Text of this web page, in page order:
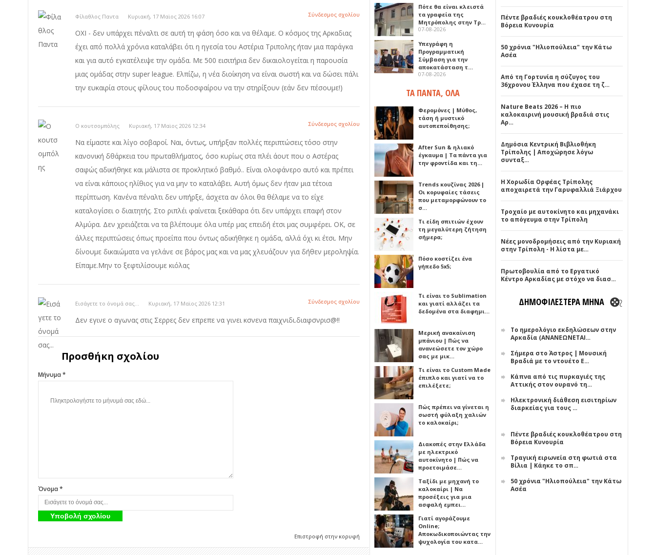
Φίλαθλος Παντα Κυριακή, 17 Μαϊος 2026 16:07 Σύνδεσμος σχολίου
ΟΧΙ - δεν υπάρχει πέναλτι σε αυτή τη φάση όσο και να θέλαμε. Ο κόσμος της Αρκαδιας
έχει από πολλά χρόνια καταλάβει ότι η ηγεσία του Αστέρια Τριπολης ήταν μια παράγκα
και για αυτό εγκατέλειψε την ομάδα. Με 500 εισιτήρια δεν δικαιολογείται η παρουσία
μιας ομάδας στην super league. Ελπίζω, η νέα διοίκηση να είναι σωστή και να δώσει πάλι
την ευκαιρία στους φίλους του ποδοσφαίρου να την στηρίξουν (εάν δεν πέσουμε!)
Ο κουτσομπόλης Κυριακή, 17 Μαϊος 2026 12:34 Σύνδεσμος σχολίου
Να είμαστε και λίγο σοβαροί. Ναι, όντως, υπήρξαν πολλές περιπτώσεις τόσο στην
κανονική δθάρκεια του πρωταθλήματος, όσο κυρίως στα πλέι άουτ που ο Αστέρας
σαφώς αδικήθηκε και μάλιστα σε προκλητικό βαθμό.. Είναι ολοφάνερο αυτό και πρέπει
να είναι κάποιος ηλίθιος για να μην το καταλάβει. Αυτή όμως δεν ήταν μια τέτοια
περίπτωση. Κανένα πέναλτι δεν υπήρξε, άσχετα αν όλοι θα θέλαμε να το είχε
καταλογίσει ο διαιτητής. Στο ριπλέι φαίνεται ξεκάθαρα ότι δεν υπάρχει επαφή στον
Αλμύρα. Δεν χρειάζεται να τα βλέπουμε όλα υπέρ μας επειδή έτσι μας συμφέρει. ΟΚ, σε
άλλες περιπτώσεις όπως προείπα που όντως αδικήθηκε η ομάδα, αλλά όχι κι έτσι. Μην
δίνουμε δικαιώματα να γελάνε σε βάρος μας και να μας χλευάζουν για δήθεν μεροληψία.
Είπαμε.Μην το ξεφτιλίσουμε κιόλας
Εισάγετε το όνομά σας... Κυριακή, 17 Μαϊος 2026 12:31 Σύνδεσμος σχολίου
Δεν εγινε ο αγωνας στις Σερρες δεν επρεπε να γινει κσνενα παιχνιδι.διαφσνρισ@!!
Προσθήκη σχολίου
Μήνυμα *
Όνομα *
Επιστροφή στην κορυφή
Πότε θα είναι κλειστά
τα γραφεία της
Μητρόπολης στην Τρ…
07-08-2026
Υπεγράφη η
Προγραμματική
Σύμβαση για την
αποκατάσταση τ…
07-08-2026
ΤΑ ΠΑΝΤΑ, ΟΛΑ
Φερομόνες | Μύθος,
τάση ή μυστικό
αυτοπεποίθησης;
After Sun & ηλιακό
έγκαυμα | Τα πάντα για
την φροντίδα και τη…
Trends κουζίνας 2026 |
Οι κορυφαίες τάσεις
που μεταμορφώνουν το
σ…
Τι είδη σπιτιών έχουν
τη μεγαλύτερη ζήτηση
σήμερα;
Πόσο κοστίζει ένα
γήπεδο 5x5;
Τι είναι το Sublimation
και γιατί αλλάζει τα
δεδομένα στα διαφημι…
Μερική ανακαίνιση
μπάνιου | Πώς να
ανανεώσετε τον χώρο
σας με μικ…
Τι είναι το Custom Made
έπιπλο και γιατί να το
επιλέξετε;
Πώς πρέπει να γίνεται η
σωστή φύλαξη χαλιών
το καλοκαίρι;
Διακοπές στην Ελλάδα
με ηλεκτρικό
αυτοκίνητο | Πώς να
προετοιμάσε…
Ταξίδι με μηχανή το
καλοκαίρι | Να
προσέξεις για μια
ασφαλή εμπει…
Γιατί αγοράζουμε
Online;
Αποκωδικοποιώντας την
ψυχολογία του κατα…
Πέντε βραδιές κουκλοθέατρου στη
Βόρεια Κυνουρία
50 χρόνια "Ηλιοπούλεια" την Κάτω
Ασέα
Από τη Γορτυνία η σύζυγος του
36χρονου Έλληνα που έχασε τη ζ…
Nature Beats 2026 – Η πιο
καλοκαιρινή μουσική βραδιά στις
Αρ…
Δημόσια Κεντρική Βιβλιοθήκη
Τρίπολης | Αποχώρησε λόγω
συνταξ…
Η Χορωδία Ορφέας Τρίπολης
αποχαιρετά την Γαρυφαλλιά Ξιάρχου
Τροχαίο με αυτοκίνητο και μηχανάκι
το απόγευμα στην Τρίπολη
Νέες μονοδρομήσεις από την Κυριακή
στην Τρίπολη - Η λίστα με…
Πρωτοβουλία από το Εργατικό
Κέντρο Αρκαδίας με στόχο να διασ…
ΔΗΜΟΦΙΛΕΣΤΕΡΑ ΜΗΝΑ
Το ημερολόγιο εκδηλώσεων στην
Αρκαδία (ΑΝΑΝΕΩΝΕΤΑΙ…
Σήμερα στο Άστρος | Μουσική
Βραδιά με το ντουέτο Ε…
Κάπνα από τις πυρκαγιές της
Αττικής στον ουρανό τη…
Ηλεκτρονική διάθεση εισιτηρίων
διαρκείας για τους …
Πέντε βραδιές κουκλοθέατρου στη
Βόρεια Κυνουρία
Τραγική ειρωνεία στη φωτιά στα
Βίλια | Κάηκε το σπ…
50 χρόνια "Ηλιοπούλεια" την Κάτω
Ασέα